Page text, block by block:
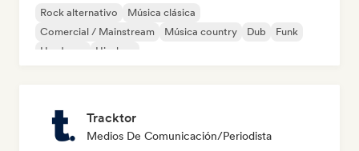
Rock alternativo
Música clásica
Comercial / Mainstream
Música country Dub
Funk
Hardcore
Hip-hop
Tracktor
Medios De Comunicación/Periodista